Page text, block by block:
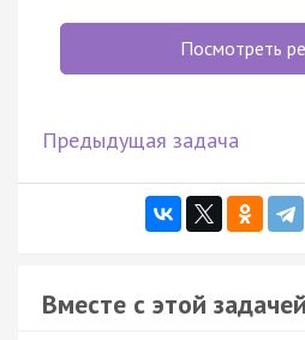
Посмотреть
Предыдущая задача
Вместе с этой